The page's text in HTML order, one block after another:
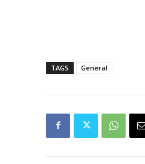
TAGS General